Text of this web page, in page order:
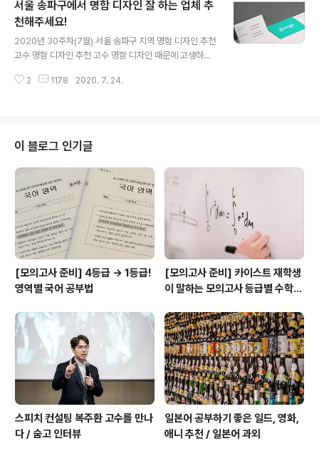
숨고를 통해 지금 바로 정리수납 컨설팅 하세요! 숨고 추천
고수는 어떻게 선정되나요? 주차별 추천고수는 특정 지역
을 거점으로 해당 주차에 활발하게 활동하신 안전거래 우
수고수입니다. 신뢰도(안전거래)와 활동량(견적 발송 수)을
매주 집계하여 자동으로 추천고수가 선정됩니다. 주차별
추천고수는 특정 지역을 거점으로 해당 주차에 활발하게
서울 송파구에서 명함 디자인 잘 하는 업체 추
천해주세요!
2020년 30주차(7월) 서울 송파구 지역 명함 디자인 추천
고수 명함 디자인 추천 고수 명함 디자인 때문에 고생하고
어떤 업체에게 요청할지 고민이셨나요? 명함 디자인를 하
나요? 주차별 추천고수는 특정 지역을 거점으로 해당 주차
에 활발하게 활동하신 안전거래 우수고수입니다. 신뢰도
(안전거래)와 활동량(견적 발송 수)을 매주 집계하여 자동
으로 추천고수가 선정됩니다. 주차별 추천고수는 특정 지
역을 거점으로 해당 주차에 활발하게 활동하신 안전거래
우수고수입니다. 서울 송파 지역 명함 디자..
2 1178 2020. 7. 24.
이 블로그 인기글
[모의고사 준비] 4등급 → 1등급!
영역별 국어 공부법
[모의고사 준비] 카이스트 재학생
이 말하는 모의고사 등급별 수학
스피치 컨설팅 복주환 고수를 만나
다 / 숨고 인터뷰
일본어 공부하기 좋은 일드, 영화,
애니 추천 / 일본어 과외